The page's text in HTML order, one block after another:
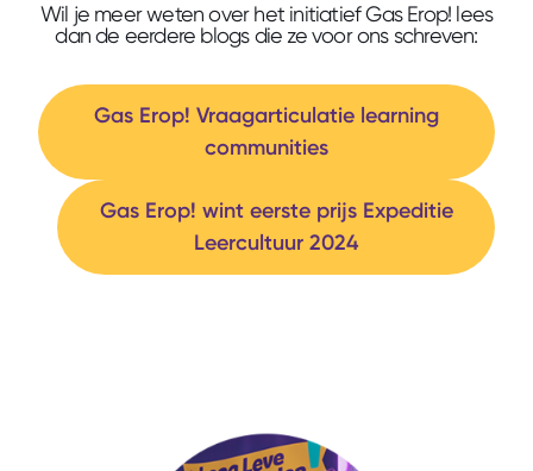
Wil je meer weten over het initiatief Gas Erop! lees
dan de eerdere blogs die ze voor ons schreven:
Gas Erop! Vraagarticulatie learning
communities
Gas Erop! wint eerste prijs Expeditie
Leercultuur 2024